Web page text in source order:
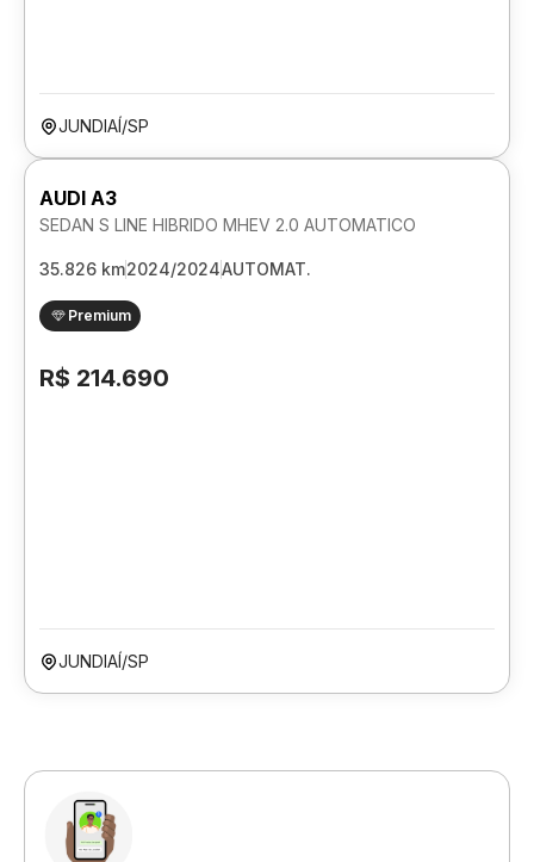
JUNDIAÍ/SP
AUDI A3
SEDAN S LINE HIBRIDO MHEV 2.0 AUTOMATICO
35.826 km2024/2024AUTOMAT.
Premium
R$ 214.690
JUNDIAÍ/SP